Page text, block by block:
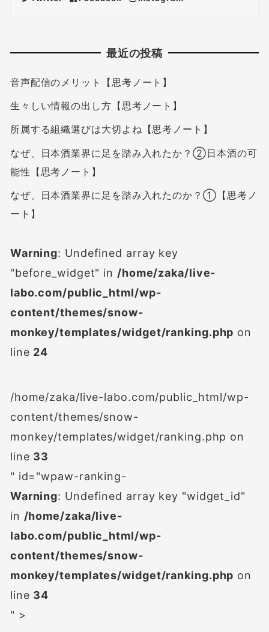
最近の投稿
音声配信のメリット【思考ノート】
生々しい情報の出し方【思考ノート】
所属する組織選びは大切よね【思考ノート】
なぜ、日本酒業界に足を踏み入れたか？②日本酒の可
能性【思考ノート】
なぜ、日本酒業界に足を踏み入れたのか？①【思考ノ
ート】
Warning: Undefined array key
"before_widget" in /home/zaka/live-
labo.com/public_html/wp-
content/themes/snow-
monkey/templates/widget/ranking.php on
line 24
/home/zaka/live-labo.com/public_html/wp-
content/themes/snow-
monkey/templates/widget/ranking.php on
line 33
" id="wpaw-ranking-
Warning: Undefined array key "widget_id"
in /home/zaka/live-
labo.com/public_html/wp-
content/themes/snow-
monkey/templates/widget/ranking.php on
line 34
" >